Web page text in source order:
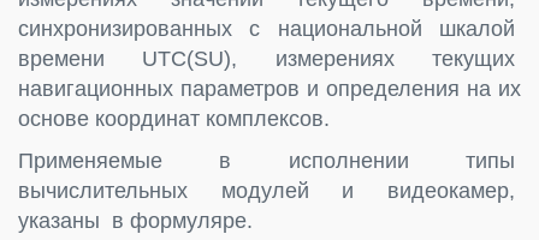
синхронизированных с национальной шкалой
времени UTC(SU), измерениях текущих
навигационных параметров и определения на их
основе координат комплексов.
Применяемые в исполнении типы
вычислительных модулей и видеокамер,
указаны в формуляре.